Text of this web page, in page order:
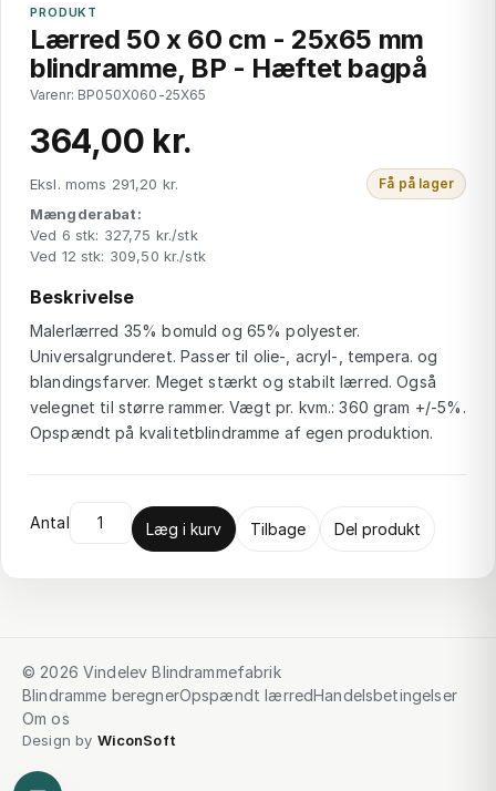
PRODUKT
Lærred 50 x 60 cm - 25x65 mm
blindramme, BP - Hæftet bagpå
Varenr: BP050X060-25X65
364,00 kr.
Eksl. moms 291,20 kr. Få på lager
Mængderabat:
Ved 6 stk: 327,75 kr./stk
Ved 12 stk: 309,50 kr./stk
Beskrivelse
Malerlærred 35% bomuld og 65% polyester.
Universalgrunderet. Passer til olie-, acryl-, tempera. og
blandingsfarver. Meget stærkt og stabilt lærred. Også
velegnet til større rammer. Vægt pr. kvm.: 360 gram +/-5%.
Opspændt på kvalitetblindramme af egen produktion.
Antal Læg i kurv Tilbage Del produkt
© 2026 Vindelev Blindrammefabrik
Blindramme beregnerOpspændt lærredHandelsbetingelser
Om os
Design by WiconSoft